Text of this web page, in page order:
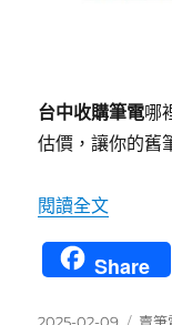
台中收購筆電哪
估價，讓你的舊
閱讀全文〈台中
Share
發
分